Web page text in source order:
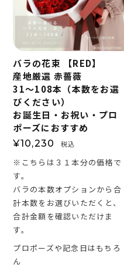
バラの花束 【RED】
産地厳選 赤薔薇
31～108本（本数をお選
びください）
お誕生日・お祝い・プロ
ポーズにおすすめ
¥10,230 税込
※こちらは３１本分の価格で
す。
バラの本数オプションから合
計本数をお選びいただくと、
合計金額を確認いただけま
す。
プロポーズや記念日はもちろ
ん